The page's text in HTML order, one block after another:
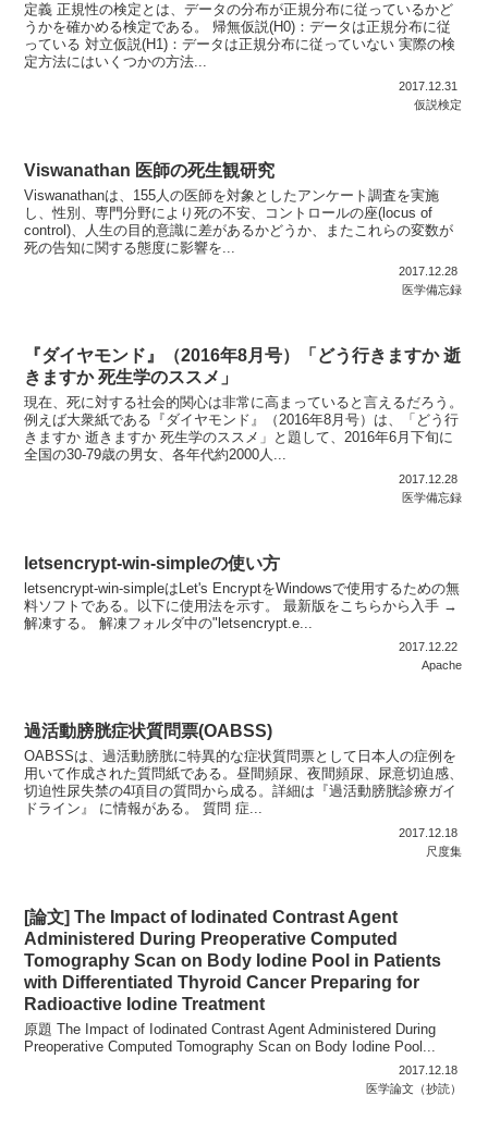
定義 正規性の検定とは、データの分布が正規分布に従っているかど
うかを確かめる検定である。 帰無仮説(H0)：データは正規分布に従
っている 対立仮説(H1)：データは正規分布に従っていない 実際の検
定方法にはいくつかの方法...
2017.12.31
仮説検定
Viswanathan 医師の死生観研究
Viswanathanは、155人の医師を対象としたアンケート調査を実施
し、性別、専門分野により死の不安、コントロールの座(locus of
control)、人生の目的意識に差があるかどうか、またこれらの変数が
死の告知に関する態度に影響を...
2017.12.28
医学備忘録
『ダイヤモンド』（2016年8月号）「どう行きますか 逝
きますか 死生学のススメ」
現在、死に対する社会的関心は非常に高まっていると言えるだろう。
例えば大衆紙である『ダイヤモンド』（2016年8月号）は、「どう行
きますか 逝きますか 死生学のススメ」と題して、2016年6月下旬に
全国の30-79歳の男女、各年代約2000人...
2017.12.28
医学備忘録
letsencrypt-win-simpleの使い方
letsencrypt-win-simpleはLet's EncryptをWindowsで使用するための無
料ソフトである。以下に使用法を示す。 最新版をこちらから入手 →
解凍する。 解凍フォルダ中の"letsencrypt.e...
2017.12.22
Apache
過活動膀胱症状質問票(OABSS)
OABSSは、過活動膀胱に特異的な症状質問票として日本人の症例を
用いて作成された質問紙である。昼間頻尿、夜間頻尿、尿意切迫感、
切迫性尿失禁の4項目の質問から成る。詳細は『過活動膀胱診療ガイ
ドライン』 に情報がある。 質問 症...
2017.12.18
尺度集
[論文] The Impact of Iodinated Contrast Agent
Administered During Preoperative Computed
Tomography Scan on Body Iodine Pool in Patients
with Differentiated Thyroid Cancer Preparing for
Radioactive Iodine Treatment
原題 The Impact of Iodinated Contrast Agent Administered During
Preoperative Computed Tomography Scan on Body Iodine Pool...
2017.12.18
医学論文（抄読）